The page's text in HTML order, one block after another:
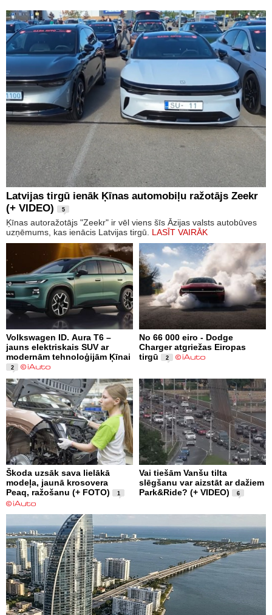
Latvijas tirgū ienāk Ķīnas automobiļu ražotājs Zeekr
(+ VIDEO)
5
Ķīnas autoražotājs "Zeekr" ir vēl viens šīs Āzijas valsts autobūves
uzņēmums, kas ienācis Latvijas tirgū. LASĪT VAIRĀK
Volkswagen ID. Aura T6 –
jauns elektriskais SUV ar
modernām tehnoloģijām Ķīnai
2
No 66 000 eiro - Dodge
Charger atgriežas Eiropas
tirgū
2
Škoda uzsāk sava lielākā
modeļa, jaunā krosovera
Peaq, ražošanu (+ FOTO)
1
Vai tiešām Vanšu tilta
slēgšanu var aizstāt ar dažiem
Park&Ride? (+ VIDEO)
6